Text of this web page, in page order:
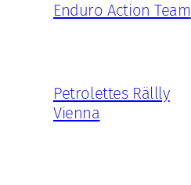
Enduro Action Team
Petrolettes Rällly
Vienna